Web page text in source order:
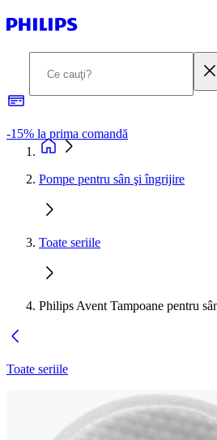
-15% la prima comandă
Pompe pentru sân şi îngrijire
Toate seriile
Philips Avent Tampoane pentru
Toate seriile